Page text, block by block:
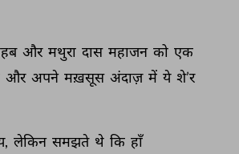
और मथुरा दास महाजन को एक
और अपने मख़सूस अंदाज़ में ये शे’र
लेकिन समझते थे कि हाँ